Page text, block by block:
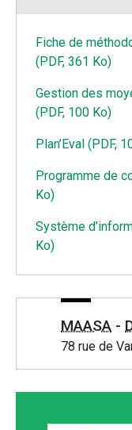
Fiche de
(PDF, 361 Ko)
Gestion des
(PDF, 100 Ko)
Plan’Eval (PDF,
Programme de
Ko)
Système
Ko)
MAASA -
78 rue de